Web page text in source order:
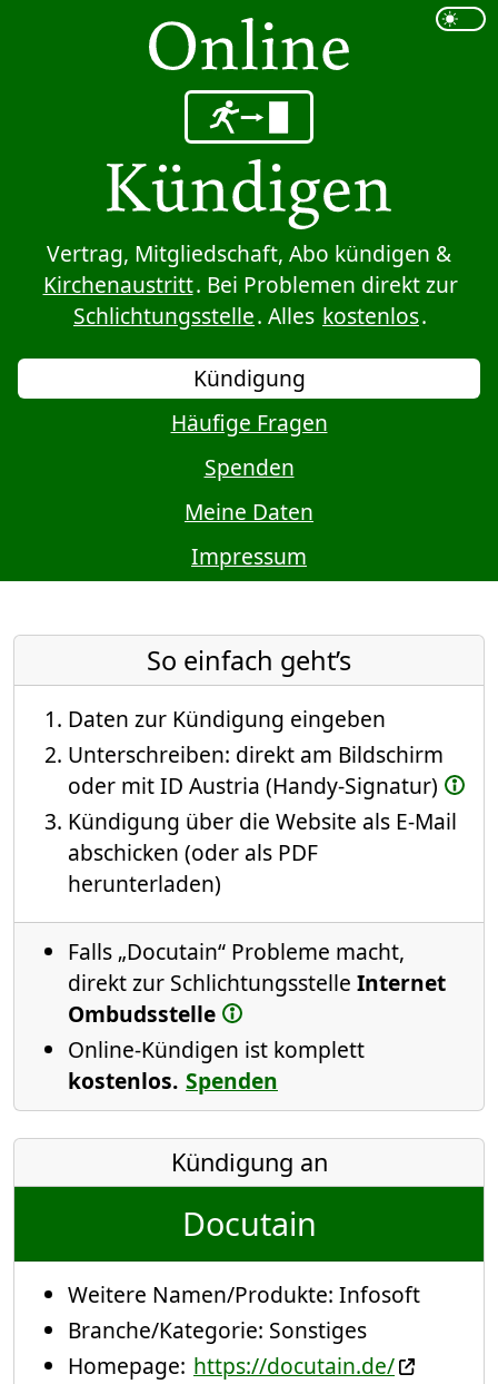
Sprung zum Inhalt
Vertrag, Mitgliedschaft, Abo kündigen &
Kirchenaustritt. Bei Problemen direkt zur
Schlichtungsstelle. Alles kostenlos.
Kündigung
Häufige Fragen
Spenden
Meine Daten
Impressum
So einfach geht’s
Daten zur Kündigung eingeben
Unterschreiben: direkt am Bildschirm
oder mit ID Austria (Handy-Signatur)
Kündigung über die Website als E-Mail
abschicken (oder als PDF
herunterladen)
Falls „Docutain“ Probleme macht,
direkt zur Schlichtungsstelle Internet
Ombudsstelle
Online-Kündigen ist komplett
kostenlos. Spenden
Kündigung an
Docutain
Weitere Namen/Produkte: Infosoft
Branche/Kategorie: Sonstiges
Homepage: https://docutain.de/